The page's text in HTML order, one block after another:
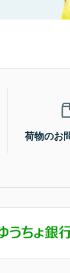
荷物のお